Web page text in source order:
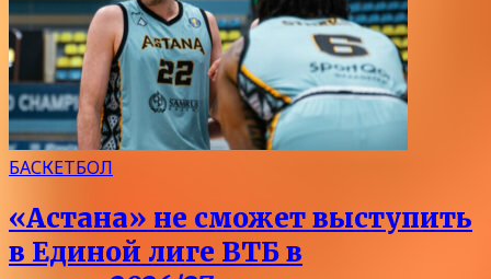
БАСКЕТБОЛ
«Астана» не сможет выступить
в Единой лиге ВТБ в